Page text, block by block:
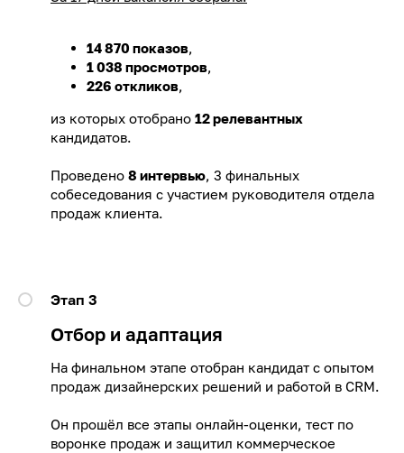
14 870 показов,
1 038 просмотров,
226 откликов,
из которых отобрано 12 релевантных
кандидатов.
Проведено 8 интервью, 3 финальных
собеседования с участием руководителя отдела
продаж клиента.
Этап 3
Отбор и адаптация
На финальном этапе отобран кандидат с опытом
продаж дизайнерских решений и работой в CRM.
Он прошёл все этапы онлайн-оценки, тест по
воронке продаж и защитил коммерческое